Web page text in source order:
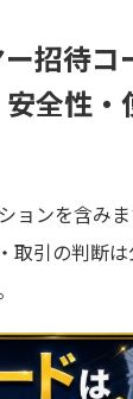
招待コ
全性・
ョンを含み
取引の判断